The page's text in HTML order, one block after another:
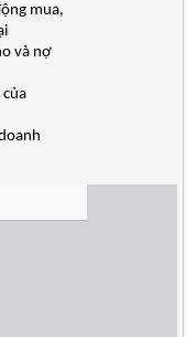
mua,
và nợ
của